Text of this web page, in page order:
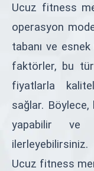
Ucuz fitness
operasyon
tabanı ve
faktörler, bu
fiyatlarla
sağlar.
yapabilir ve
ilerleyebilirsiniz.
Ucuz fitness